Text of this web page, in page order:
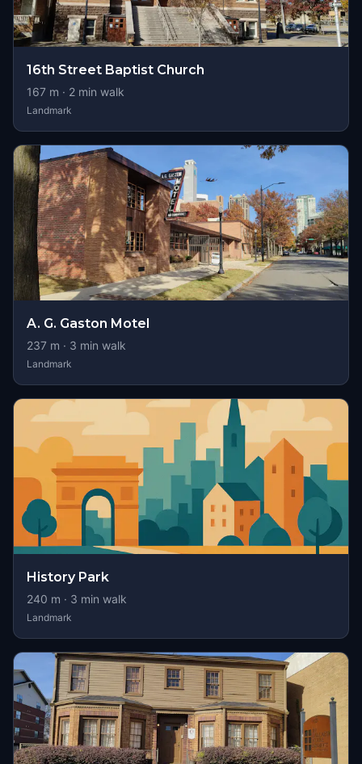
16th Street Baptist Church
167 m · 2 min walk
Landmark
A. G. Gaston Motel
237 m · 3 min walk
Landmark
History Park
240 m · 3 min walk
Landmark